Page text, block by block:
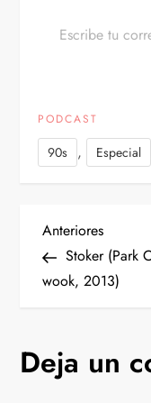
PODCAST
90s , Especial
N
a
e
Entrada
anterior
Anteriores
Stoker (Park
wook, 2013)
Deja un